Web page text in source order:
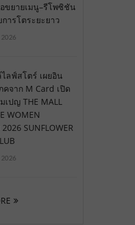
ขยายเมนู–รีโพซิชัน
ารโตระยะยาว
ลฟ์สโตร์ เผยอิน
จาก M Card เปิด
ปญ THE MALL
WOMEN
2026 SUNFLOWER